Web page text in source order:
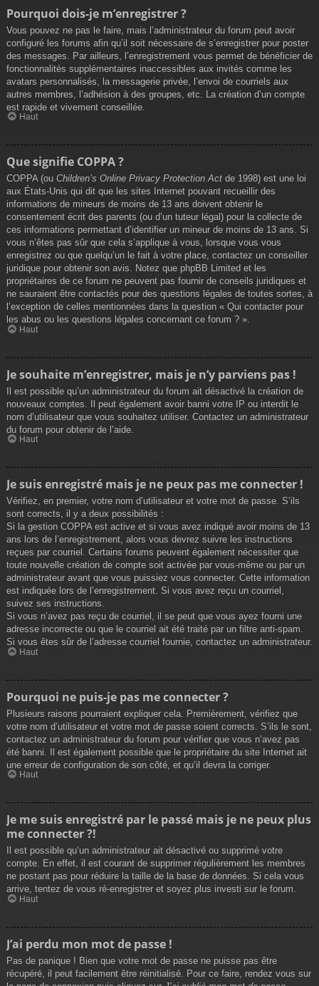
Pourquoi dois-je m’enregistrer ?
Vous pouvez ne pas le faire, mais l’administrateur du forum peut avoir
configuré les forums afin qu’il soit nécessaire de s’enregistrer pour poster
des messages. Par ailleurs, l’enregistrement vous permet de bénéficier de
fonctionnalités supplémentaires inaccessibles aux invités comme les
avatars personnalisés, la messagerie privée, l’envoi de courriels aux
autres membres, l’adhésion à des groupes, etc. La création d’un compte
est rapide et vivement conseillée.
Haut
Que signifie COPPA ?
COPPA (ou Children’s Online Privacy Protection Act de 1998) est une loi
aux États-Unis qui dit que les sites Internet pouvant recueillir des
informations de mineurs de moins de 13 ans doivent obtenir le
consentement écrit des parents (ou d’un tuteur légal) pour la collecte de
ces informations permettant d’identifier un mineur de moins de 13 ans. Si
vous n’êtes pas sûr que cela s’applique à vous, lorsque vous vous
enregistrez ou que quelqu’un le fait à votre place, contactez un conseiller
juridique pour obtenir son avis. Notez que phpBB Limited et les
propriétaires de ce forum ne peuvent pas fournir de conseils juridiques et
ne sauraient être contactés pour des questions légales de toutes sortes, à
l’exception de celles mentionnées dans la question « Qui contacter pour
les abus ou les questions légales concernant ce forum ? ».
Haut
Je souhaite m’enregistrer, mais je n’y parviens pas !
Il est possible qu’un administrateur du forum ait désactivé la création de
nouveaux comptes. Il peut également avoir banni votre IP ou interdit le
nom d’utilisateur que vous souhaitez utiliser. Contactez un administrateur
du forum pour obtenir de l’aide.
Haut
Je suis enregistré mais je ne peux pas me connecter !
Vérifiez, en premier, votre nom d’utilisateur et votre mot de passe. S’ils
sont corrects, il y a deux possibilités :
Si la gestion COPPA est active et si vous avez indiqué avoir moins de 13
ans lors de l’enregistrement, alors vous devrez suivre les instructions
reçues par courriel. Certains forums peuvent également nécessiter que
toute nouvelle création de compte soit activée par vous-même ou par un
administrateur avant que vous puissiez vous connecter. Cette information
est indiquée lors de l’enregistrement. Si vous avez reçu un courriel,
suivez ses instructions.
Si vous n’avez pas reçu de courriel, il se peut que vous ayez fourni une
adresse incorrecte ou que le courriel ait été traité par un filtre anti-spam.
Si vous êtes sûr de l’adresse courriel fournie, contactez un administrateur.
Haut
Pourquoi ne puis-je pas me connecter ?
Plusieurs raisons pourraient expliquer cela. Premièrement, vérifiez que
votre nom d’utilisateur et votre mot de passe soient corrects. S’ils le sont,
contactez un administrateur du forum pour vérifier que vous n’avez pas
été banni. Il est également possible que le propriétaire du site Internet ait
une erreur de configuration de son côté, et qu’il devra la corriger.
Haut
Je me suis enregistré par le passé mais je ne peux plus
me connecter ?!
Il est possible qu’un administrateur ait désactivé ou supprimé votre
compte. En effet, il est courant de supprimer régulièrement les membres
ne postant pas pour réduire la taille de la base de données. Si cela vous
arrive, tentez de vous ré-enregistrer et soyez plus investi sur le forum.
Haut
J’ai perdu mon mot de passe !
Pas de panique ! Bien que votre mot de passe ne puisse pas être
récupéré, il peut facilement être réinitialisé. Pour ce faire, rendez vous sur